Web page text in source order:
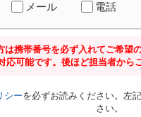
メール 電話
携帯番号を必ず入れてご希望
応可能です。後ほど担当者から
シーを必ずお読みください。左
さい。